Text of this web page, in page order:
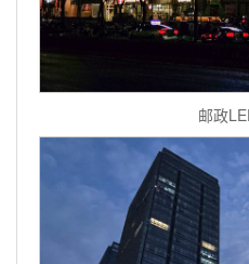
邮政